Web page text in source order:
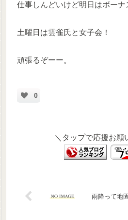
仕事しんどいけど明日はボーナ
土曜日は雲雀氏と女子会！
頑張るぞーー。
0
＼タップで応援お願
雨降って地